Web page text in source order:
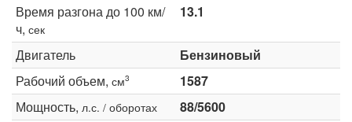
Время разгона до 100 км/
ч, сек
13.1
Двигатель
Бензиновый
Рабочий объем, см3
1587
Мощность, л.с. / оборотах
88/5600